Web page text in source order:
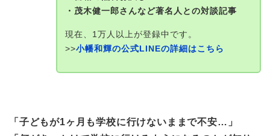
・茂木健一郎さんなど著名人との対談記事
現在、1万人以上が登録中です。
>>小幡和輝の公式LINEの詳細はこちら
「子どもが1ヶ月も学校に行けないままで不安…」